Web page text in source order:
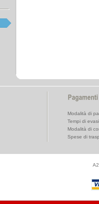
Modalità di
Tempi di
Modalità di
Spese di